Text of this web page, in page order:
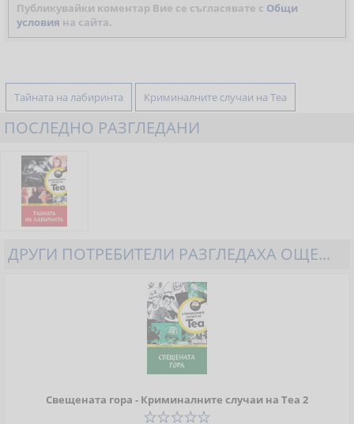
Публикувайки коментар Вие се съгласявате с Общи
условия на сайта.
Тайната на лабиринта Криминалните случаи на Теа
ПОСЛЕДНО РАЗГЛЕДАНИ
ДРУГИ ПОТРЕБИТЕЛИ РАЗГЛЕДАХА ОЩЕ...
Свещената гора - Криминалните случаи на Теа 2